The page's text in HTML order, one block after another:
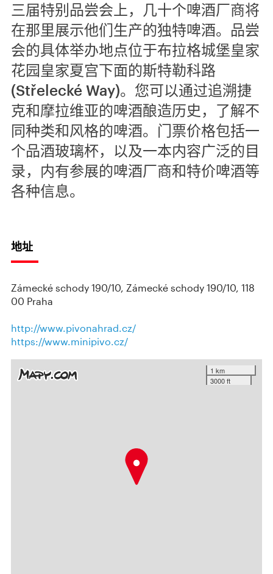
三届特别品尝会上，几十个啤酒厂商将
在那里展示他们生产的独特啤酒。品尝
会的具体举办地点位于布拉格城堡皇家
花园皇家夏宫下面的斯特勒科路
(Střelecké Way)。您可以通过追溯捷
克和摩拉维亚的啤酒酿造历史，了解不
同种类和风格的啤酒。门票价格包括一
个品酒玻璃杯，以及一本内容广泛的目
录，内有参展的啤酒厂商和特价啤酒等
各种信息。
地址
Zámecké schody 190/10, Zámecké schody 190/10, 118
00 Praha
http://www.pivonahrad.cz/
https://www.minipivo.cz/
1 km
3000 ft